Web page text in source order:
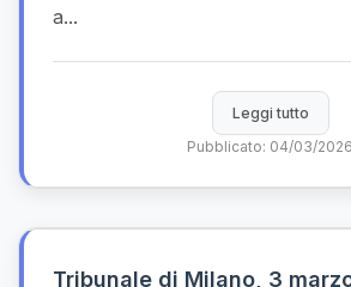
a...
Leggi tutto
Pubblicato: 04/03/2026
Tribunale di Milano, 3